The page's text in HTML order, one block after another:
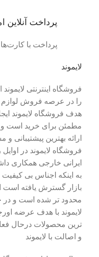
پرداخت آنلاین
پرداخت با
لایموند
را در عرصه فروش
هدف فروشگاه لایموند
مطمئن برای خرید است و
ارائه بهترین پیشتیبانی
فروشگاه لایموند در اوایل
ایرانی خارجی همکاری
به اینکه اجناس بی کیفیت
بازار گسترش یافته است
محدود تر شده است و
لایموند با هدف عرضه
ترین محصولات درحال
و اصالت با لایموند